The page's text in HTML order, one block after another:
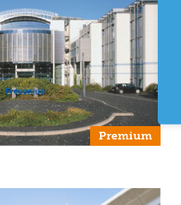
Premium